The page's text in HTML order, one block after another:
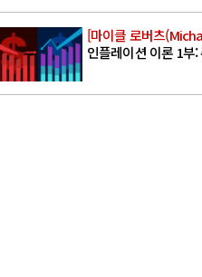
[마이클 로버츠
인플레이션 이론 1부